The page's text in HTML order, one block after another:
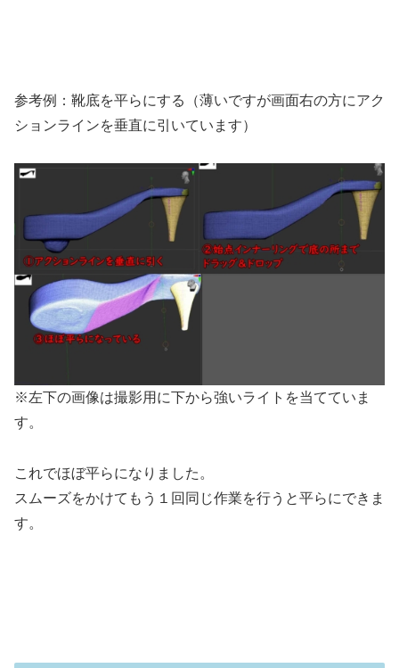
参考例：靴底を平らにする（薄いですが画面右の方にアク
ションラインを垂直に引いています）
※左下の画像は撮影用に下から強いライトを当てていま
す。
これでほぼ平らになりました。
スムーズをかけてもう１回同じ作業を行うと平らにできま
す。